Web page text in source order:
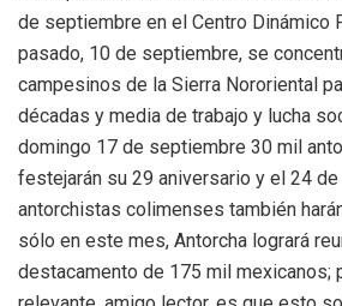
de septiembre en el Centro Dinámico
pasado, 10 de septiembre, se
campesinos de la Sierra Nororiental
décadas y media de trabajo y lucha
domingo 17 de septiembre 30 mil
festejarán su 29 aniversario y el 24
antorchistas colimenses también
sólo en este mes, Antorcha logrará
destacamento de 175 mil mexicanos;